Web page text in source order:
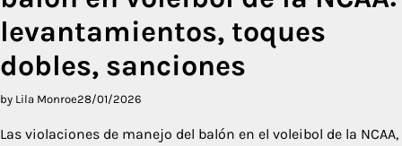
levantamientos, toques
dobles, sanciones
by Lila Monroe28/01/2026
Las violaciones de manejo del balón en el voleibol de la NCAA,